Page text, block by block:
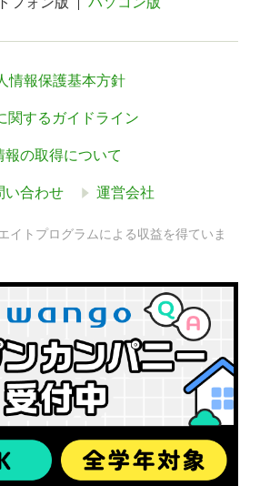
情報保護基本方針
関するガイドライン
の取得について
い合わせ 運営会社
イトプログラムによる収益を得ていま